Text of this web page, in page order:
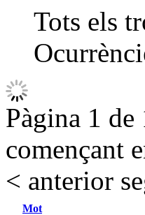
Tots els
Pàgina 1
començant
< anterior
Mot